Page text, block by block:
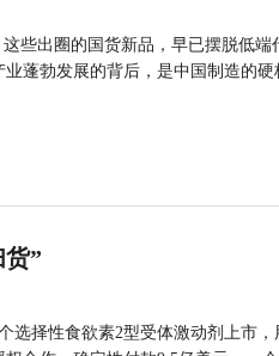
些出圈的国货新品，早已摆脱低
蓬勃发展的背后，是中国制造的硬
”
选择性食欲素2型受体激动剂上市